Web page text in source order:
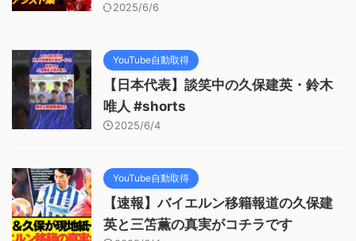
2025/6/6
YouTube自動取得
【日本代表】談笑中の久保建英・鈴木
唯人 #shorts
2025/6/4
YouTube自動取得
【速報】バイエルン移籍報道の久保建
英と三笘薫の真実がコチラです